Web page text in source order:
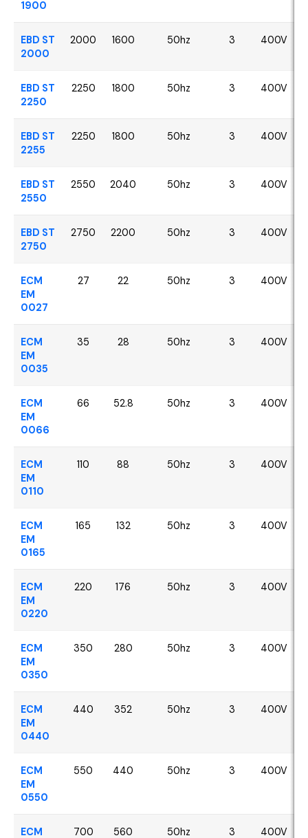
1900
EBD ST
2000
2000 1600 50hz 3 400V
EBD ST
2250
2250 1800 50hz 3 400V
EBD ST
2255
2250 1800 50hz 3 400V
EBD ST
2550
2550 2040 50hz 3 400V
EBD ST
2750
2750 2200 50hz 3 400V
ECM
EM
0027
27 22 50hz 3 400V
ECM
EM
0035
35 28 50hz 3 400V
ECM
EM
0066
66 52.8 50hz 3 400V
ECM
EM
0110
110 88 50hz 3 400V
ECM
EM
0165
165 132 50hz 3 400V
ECM
EM
0220
220 176 50hz 3 400V
ECM
EM
0350
350 280 50hz 3 400V
ECM
EM
0440
440 352 50hz 3 400V
ECM
EM
0550
550 440 50hz 3 400V
ECM
700 560 50hz 3 400V